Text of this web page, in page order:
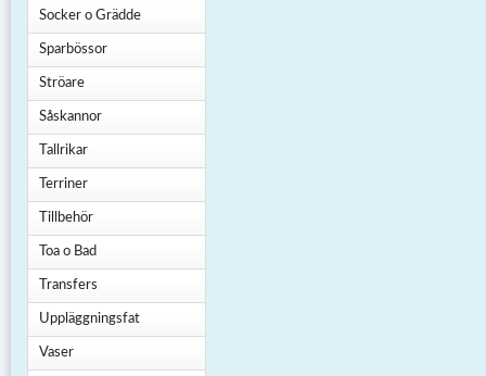
Socker o Grädde
Sparbössor
Ströare
Såskannor
Tallrikar
Terriner
Tillbehör
Toa o Bad
Transfers
Uppläggningsfat
Vaser